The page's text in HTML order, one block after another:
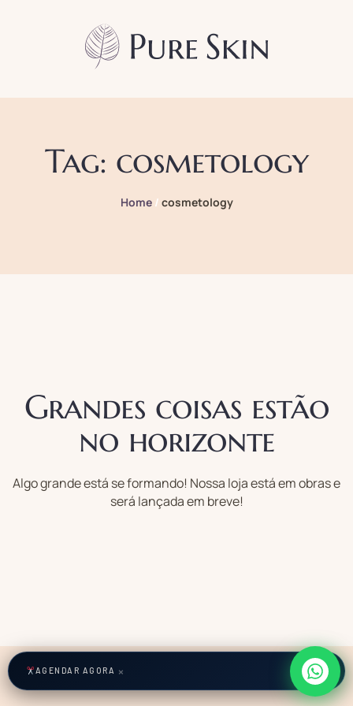
Tag: cosmetology
Home/ cosmetology
Grandes coisas estão
no horizonte
Algo grande está se formando! Nossa loja está em obras e
será lançada em breve!
cmsmasters © 2026 / All Rights Reserved
AGENDAR AGORA ×